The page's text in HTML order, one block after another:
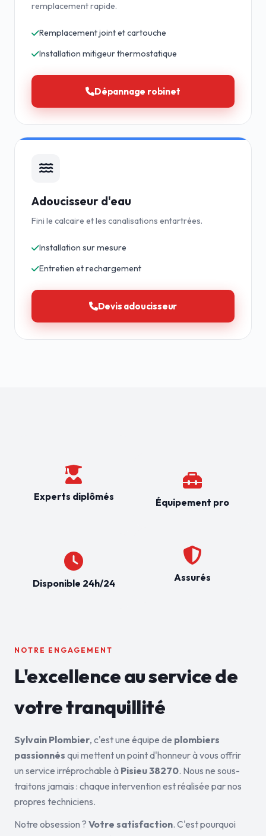
remplacement rapide.
Remplacement joint et cartouche
Installation mitigeur thermostatique
Dépannage robinet
Adoucisseur d'eau
Fini le calcaire et les canalisations entartrées.
Installation sur mesure
Entretien et rechargement
Devis adoucisseur
Experts diplômés
Disponible 24h/24
Équipement pro
Assurés
NOTRE ENGAGEMENT
L'excellence au service de
votre tranquillité
Sylvain Plombier, c'est une équipe de plombiers
passionnés qui mettent un point d'honneur à vous offrir
un service irréprochable à Pisieu 38270. Nous ne sous-
traitons jamais : chaque intervention est réalisée par nos
propres techniciens.
Notre obsession ? Votre satisfaction. C'est pourquoi